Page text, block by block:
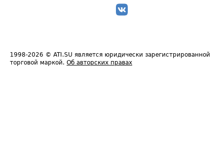
1998-2026 © ATI.SU является юридически зарегистрированной
торговой маркой. Об авторских правах